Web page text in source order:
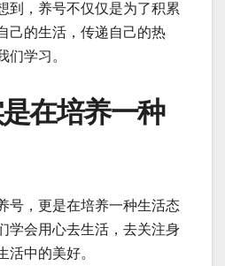
到，养号不仅仅是为了积累
己的生活，传递自己的热
们学习。
在培养一种
号，更是在培养一种生活态
学会用心去生活，去关注身
活中的美好。